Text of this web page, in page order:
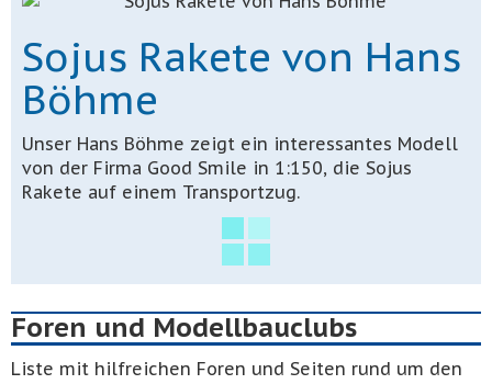
Sojus Rakete von Hans
Böhme
Unser Hans Böhme zeigt ein interessantes Modell
von der Firma Good Smile in 1:150, die Sojus
Rakete auf einem Transportzug.
Foren und Modellbauclubs
Liste mit hilfreichen Foren und Seiten rund um den